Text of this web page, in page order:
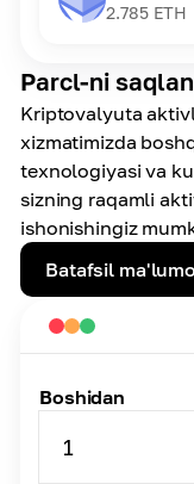
Parcl-ni
Kriptovalyuta
xizmatimizda
texnologiyasi va
sizning raqamli
ishonishingiz
Batafsil
2.785 ETH
Boshidan
1